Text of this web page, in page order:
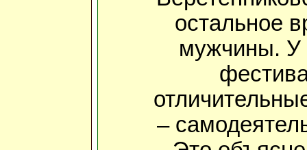
остальное
мужчины. У
–